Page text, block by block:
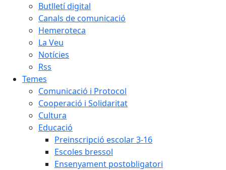
Butlletí digital
Canals de comunicació
Hemeroteca
La Veu
Notícies
Rss
Temes
Comunicació i Protocol
Cooperació i Solidaritat
Cultura
Educació
Preinscripció escolar 3-16
Escoles bressol
Ensenyament postobligatori